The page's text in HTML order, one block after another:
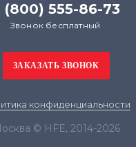
(800) 555-86-73
Звонок бесплатный
конфиденциальности
© HFE, 2014-2026